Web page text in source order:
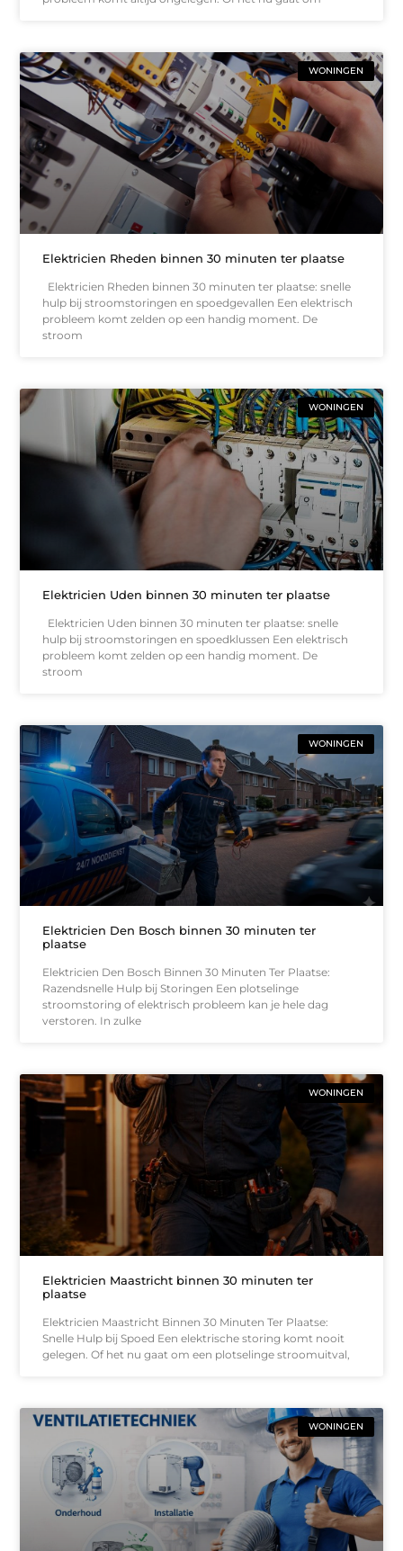
WONINGEN
Elektricien Rheden binnen 30 minuten ter plaatse
Elektricien Rheden binnen 30 minuten ter plaatse: snelle
hulp bij stroomstoringen en spoedgevallen Een elektrisch
probleem komt zelden op een handig moment. De
stroom
WONINGEN
Elektricien Uden binnen 30 minuten ter plaatse
Elektricien Uden binnen 30 minuten ter plaatse: snelle
hulp bij stroomstoringen en spoedklussen Een elektrisch
probleem komt zelden op een handig moment. De
stroom
WONINGEN
Elektricien Den Bosch binnen 30 minuten ter
plaatse
Elektricien Den Bosch Binnen 30 Minuten Ter Plaatse:
Razendsnelle Hulp bij Storingen Een plotselinge
stroomstoring of elektrisch probleem kan je hele dag
verstoren. In zulke
WONINGEN
Elektricien Maastricht binnen 30 minuten ter
plaatse
Elektricien Maastricht Binnen 30 Minuten Ter Plaatse:
Snelle Hulp bij Spoed Een elektrische storing komt nooit
gelegen. Of het nu gaat om een plotselinge stroomuitval,
WONINGEN